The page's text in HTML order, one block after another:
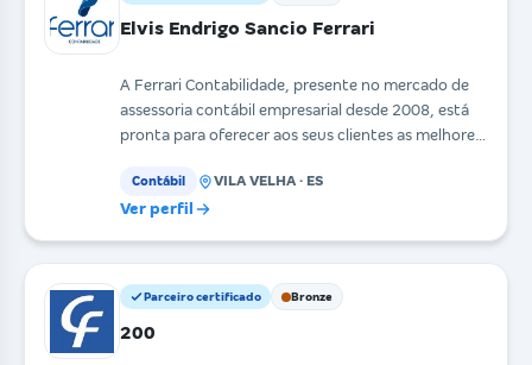
Elvis Endrigo Sancio Ferrari
A Ferrari Contabilidade, presente no mercado de
assessoria contábil empresarial desde 2008, está
pronta para oferecer aos seus clientes as melhores
Contábil VILA VELHA · ES
Ver perfil
Parceiro certificado Bronze
200